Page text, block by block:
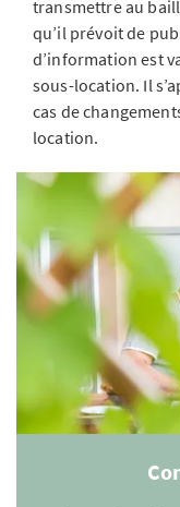
transmettre au
qu’il prévoit de
d’information est
sous-location. Il
cas de
location.